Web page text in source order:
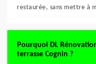
restaurée, sans mettre à
Pourquoi DL
terrasse Cognin ?